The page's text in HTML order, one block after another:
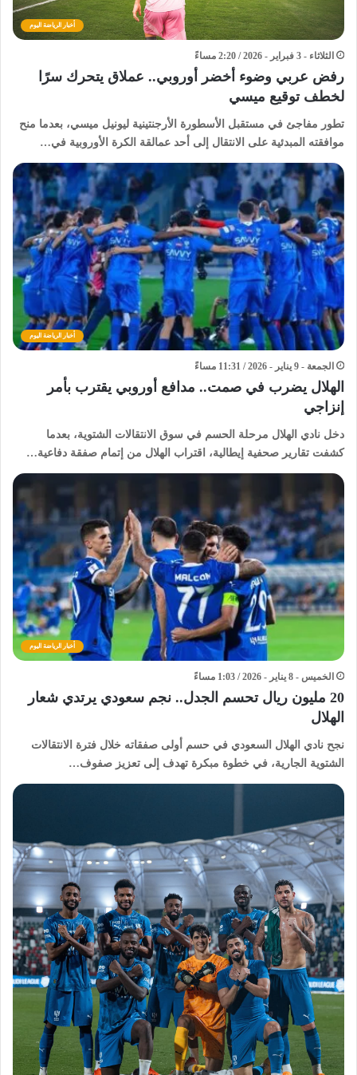
أخبار الرياضة اليوم
الثلاثاء - 3 فبراير - 2026 / 2:20 مساءً
رفض عربي وضوء أخضر أوروبي.. عملاق يتحرك سرًا
لخطف توقيع ميسي
تطور مفاجئ في مستقبل الأسطورة الأرجنتينية ليونيل ميسي، بعدما منح
موافقته المبدئية على الانتقال إلى أحد عمالقة الكرة الأوروبية في…
أخبار الرياضة اليوم
الجمعة - 9 يناير - 2026 / 11:31 مساءً
الهلال يضرب في صمت.. مدافع أوروبي يقترب بأمر
إنزاجي
دخل نادي الهلال مرحلة الحسم في سوق الانتقالات الشتوية، بعدما
كشفت تقارير صحفية إيطالية، اقتراب الهلال من إتمام صفقة دفاعية…
أخبار الرياضة اليوم
الخميس - 8 يناير - 2026 / 1:03 مساءً
20 مليون ريال تحسم الجدل.. نجم سعودي يرتدي شعار
الهلال
نجح نادي الهلال السعودي في حسم أولى صفقاته خلال فترة الانتقالات
الشتوية الجارية، في خطوة مبكرة تهدف إلى تعزيز صفوف…